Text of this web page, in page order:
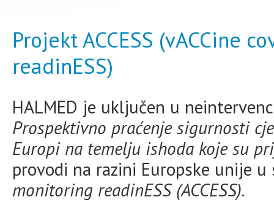
Projekt ACCESS (vACCine
readinESS)
HALMED je uključen u
Prospektivno praćenje sigurnosti
Europi na temelju ishoda koje su
provodi na razini Europske unije
monitoring readinESS (ACCESS).